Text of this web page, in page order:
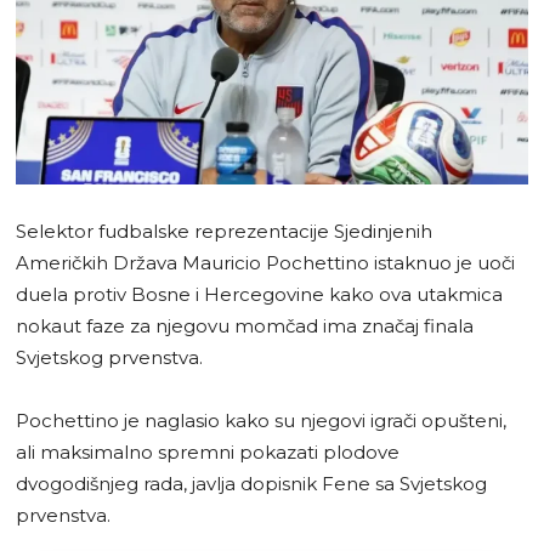
Selektor fudbalske reprezentacije Sjedinjenih
Američkih Država Mauricio Pochettino istaknuo je uoči
duela protiv Bosne i Hercegovine kako ova utakmica
nokaut faze za njegovu momčad ima značaj finala
Svjetskog prvenstva.
Pochettino je naglasio kako su njegovi igrači opušteni,
ali maksimalno spremni pokazati plodove
dvogodišnjeg rada, javlja dopisnik Fene sa Svjetskog
prvenstva.